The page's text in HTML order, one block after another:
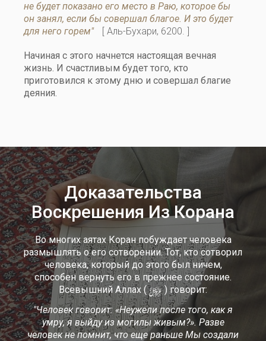
не будет показано его место в Раю, которое бы
он занял, если бы совершал благое. И это будет
для него горем"
[ Аль-Бухари, 6200. ]
Начиная с этого начнется настоящая вечная
жизнь. И счастливым будет того, кто
приготовился к этому дню и совершал благие
деяния.
Доказательства
Воскрешения Из Корана
Во многих аятах Коран побуждает человека
размышлять о его сотворении. Тот, кто сотворил
человека, который до этого был ничем,
способен вернуть его в прежнее состояние.
Всевышний Аллах (y) говорит:
"Человек говорит: «Неужели после того, как я
умру, я выйду из могилы живым?». Разве
человек не помнит, что еще раньше Мы создали